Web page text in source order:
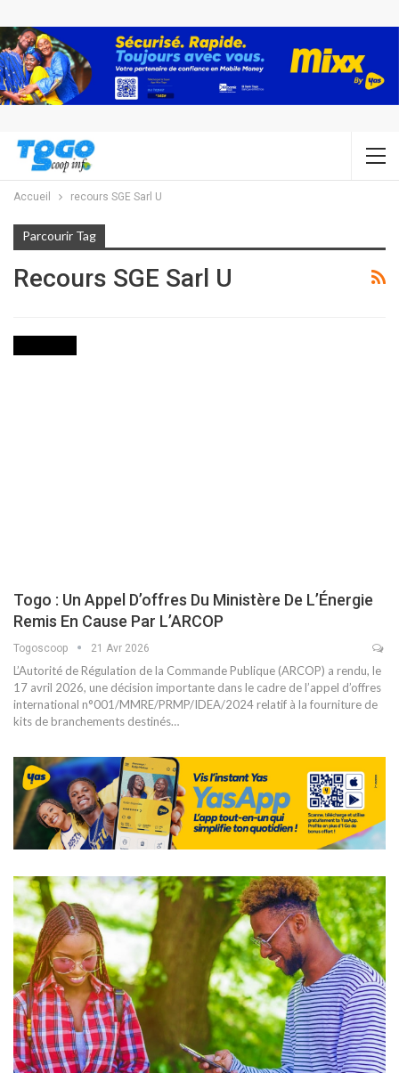
Accueil recours SGE Sarl U
Parcourir Tag
Recours SGE Sarl U
Togo : Un Appel D’offres Du Ministère De L’Énergie
Remis En Cause Par L’ARCOP
Togoscoop 21 Avr 2026
L’Autorité de Régulation de la Commande Publique (ARCOP) a rendu, le
17 avril 2026, une décision importante dans le cadre de l’appel d’offres
international n°001/MMRE/PRMP/IDEA/2024 relatif à la fourniture de
kits de branchements destinés…